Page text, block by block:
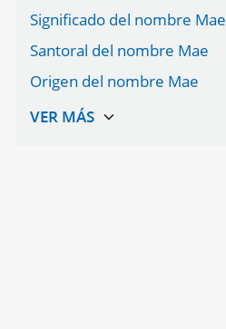
Significado del nombre Mae
Santoral del nombre Mae
Origen del nombre Mae